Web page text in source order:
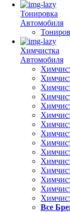
Тонировка
Автомобиля
Химчистка
Автомобиля
Все